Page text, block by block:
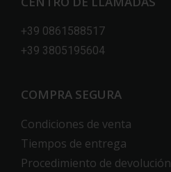
+39 0861588517
+39 3805195604
COMPRA SEGURA
Condiciones de venta
Tiempos de entrega
Procedimiento de devolución